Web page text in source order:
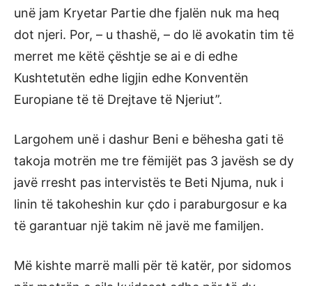
unë jam Kryetar Partie dhe fjalën nuk ma heq
dot njeri. Por, – u thashë, – do lë avokatin tim të
merret me këtë çështje se ai e di edhe
Kushtetutën edhe ligjin edhe Konventën
Europiane të të Drejtave të Njeriut”.
Largohem unë i dashur Beni e bëhesha gati të
takoja motrën me tre fëmijët pas 3 javësh se dy
javë rresht pas intervistës te Beti Njuma, nuk i
linin të takoheshin kur çdo i paraburgosur e ka
të garantuar një takim në javë me familjen.
Më kishte marrë malli për të katër, por sidomos